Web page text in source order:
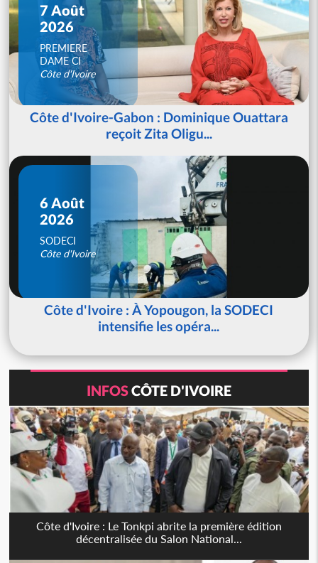
7 Août
2026
PREMIERE
DAME CI
Côte d'Ivoire
Côte d'Ivoire-Gabon : Dominique Ouattara
reçoit Zita Oligu...
6 Août
2026
SODECI
Côte d'Ivoire
Côte d'Ivoire : À Yopougon, la SODECI
intensifie les opéra...
INFOSCÔTE D'IVOIRE
Côte d'Ivoire : Le Tonkpi abrite la première édition
décentralisée du Salon National...